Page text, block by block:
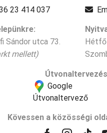
23 414 037
Sándor utca 73.
mellett)
Hétfő
Google
Útvonaltervező
Kövessen a közösségi